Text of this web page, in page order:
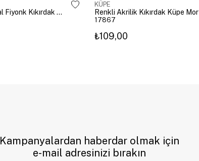
Altın Kaplama Kristal Fiyonk Kıkırdak Küpe Gümüş
KÜPE
Renkli Akrilik Kıkırdak Küpe Mor
17867
₺109,00
Kampanyalardan haberdar olmak için
e-mail adresinizi bırakın